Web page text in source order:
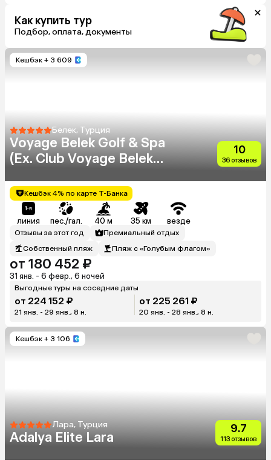
Как купить тур
Подбор, оплата, документы
Кешбэк + 3 609
Белек, Турция
Voyage Belek Golf & Spa
(Ex. Club Voyage Belek
10
36 отзывов
Кешбэк 4% по карте Т-Банка
линия пес./гал. 40 м 35 км везде
Отзывы за этот год
Премиальный отдых
Собственный пляж
Пляж с «Голубым флагом»
от 180 452 ₽
31 янв. - 6 февр., 6 ночей
Выгодные туры на соседние даты
от 224 152 ₽
21 янв. - 29 янв., 8 н.
от 225 261 ₽
20 янв. - 28 янв., 8 н.
Кешбэк + 3 106
Лара, Турция
Adalya Elite Lara
9.7
113 отзывов